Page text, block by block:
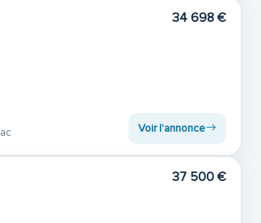
34 698 €
Voir l'annonce
37 500 €